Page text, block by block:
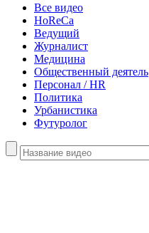
Все видео
HoReCa
Ведущий
Журналист
Медицина
Общественный деятель
Персонал / HR
Политика
Урбанистика
Футуролог